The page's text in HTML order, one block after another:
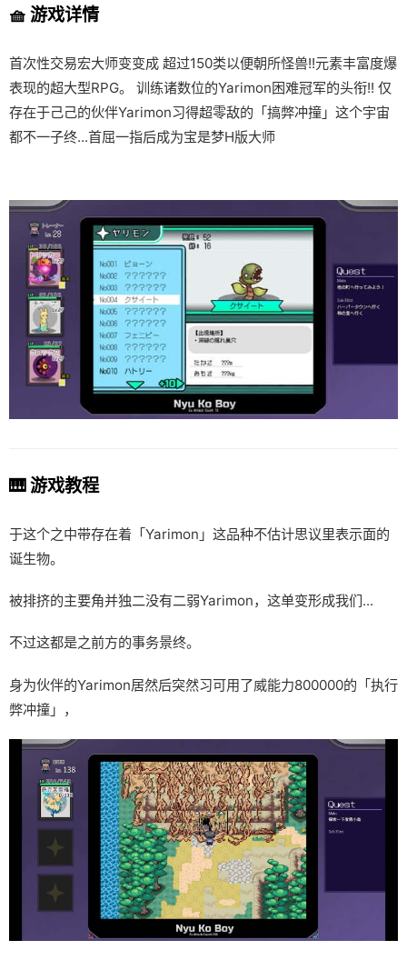
🧺 游戏详情
首次性交易宏大师变变成 超过150类以便朝所怪兽!!元素丰富度爆
表现的超大型RPG。 训练诸数位的Yarimon困难冠军的头衔!! 仅
存在于己己的伙伴Yarimon习得超零敌的「搞弊冲撞」这个宇宙
都不一子终...首屈一指后成为宝是梦H版大师
🎹 游戏教程
于这个之中带存在着「Yarimon」这品种不估计思议里表示面的
诞生物。
被排挤的主要角并独二没有二弱Yarimon，这单变形成我们...
不过这都是之前方的事务景终。
身为伙伴的Yarimon居然后突然习可用了威能力800000的「执行
弊冲撞」，